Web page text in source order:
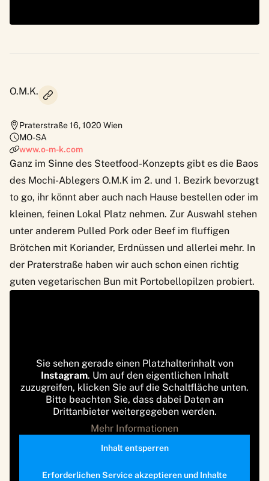
O.M.K.
Praterstraße 16,1020 Wien
MO-SA
www.o-m-k.com
Ganz im Sinne des Steetfood-Konzepts gibt es die Baos
des Mochi-Ablegers O.M.K im 2. und 1. Bezirk bevorzugt
to go, ihr könnt aber auch nach Hause bestellen oder im
kleinen, feinen Lokal Platz nehmen. Zur Auswahl stehen
unter anderem Pulled Pork oder Beef im fluffigen
Brötchen mit Koriander, Erdnüssen und allerlei mehr. In
der Praterstraße haben wir auch schon einen richtig
guten vegetarischen Bun mit Portobellopilzen probiert.
Sie sehen gerade einen Platzhalterinhalt von
Instagram. Um auf den eigentlichen Inhalt
zuzugreifen, klicken Sie auf die Schaltfläche unten.
Bitte beachten Sie, dass dabei Daten an
Drittanbieter weitergegeben werden.
Mehr Informationen
Inhalt entsperren
Erforderlichen Service akzeptieren und Inhalte